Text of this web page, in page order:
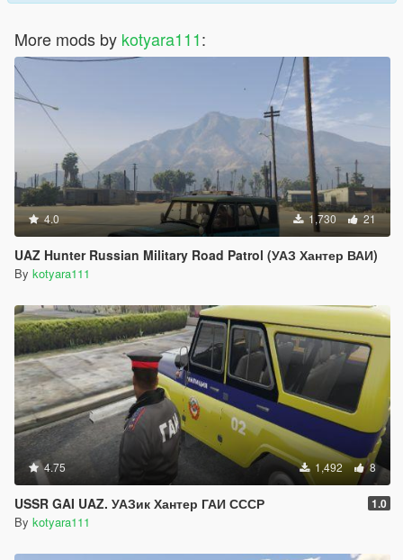
More mods by kotyara111:
4.0 1,730 21
UAZ Hunter Russian Military Road Patrol (УАЗ Хантер ВАИ)
By kotyara111
4.75 1,492 8
USSR GAI UAZ. УАЗик Хантер ГАИ СССР 1.0
By kotyara111